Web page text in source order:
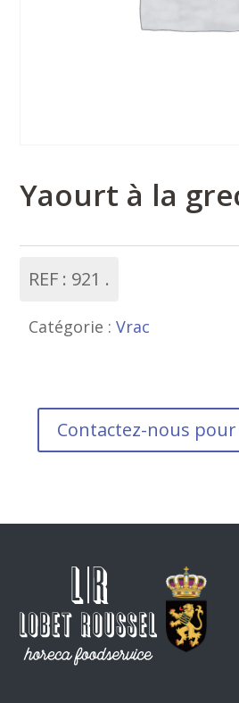
Yaourt à la
REF : 921
Catégorie :Vrac
Contactez-nous